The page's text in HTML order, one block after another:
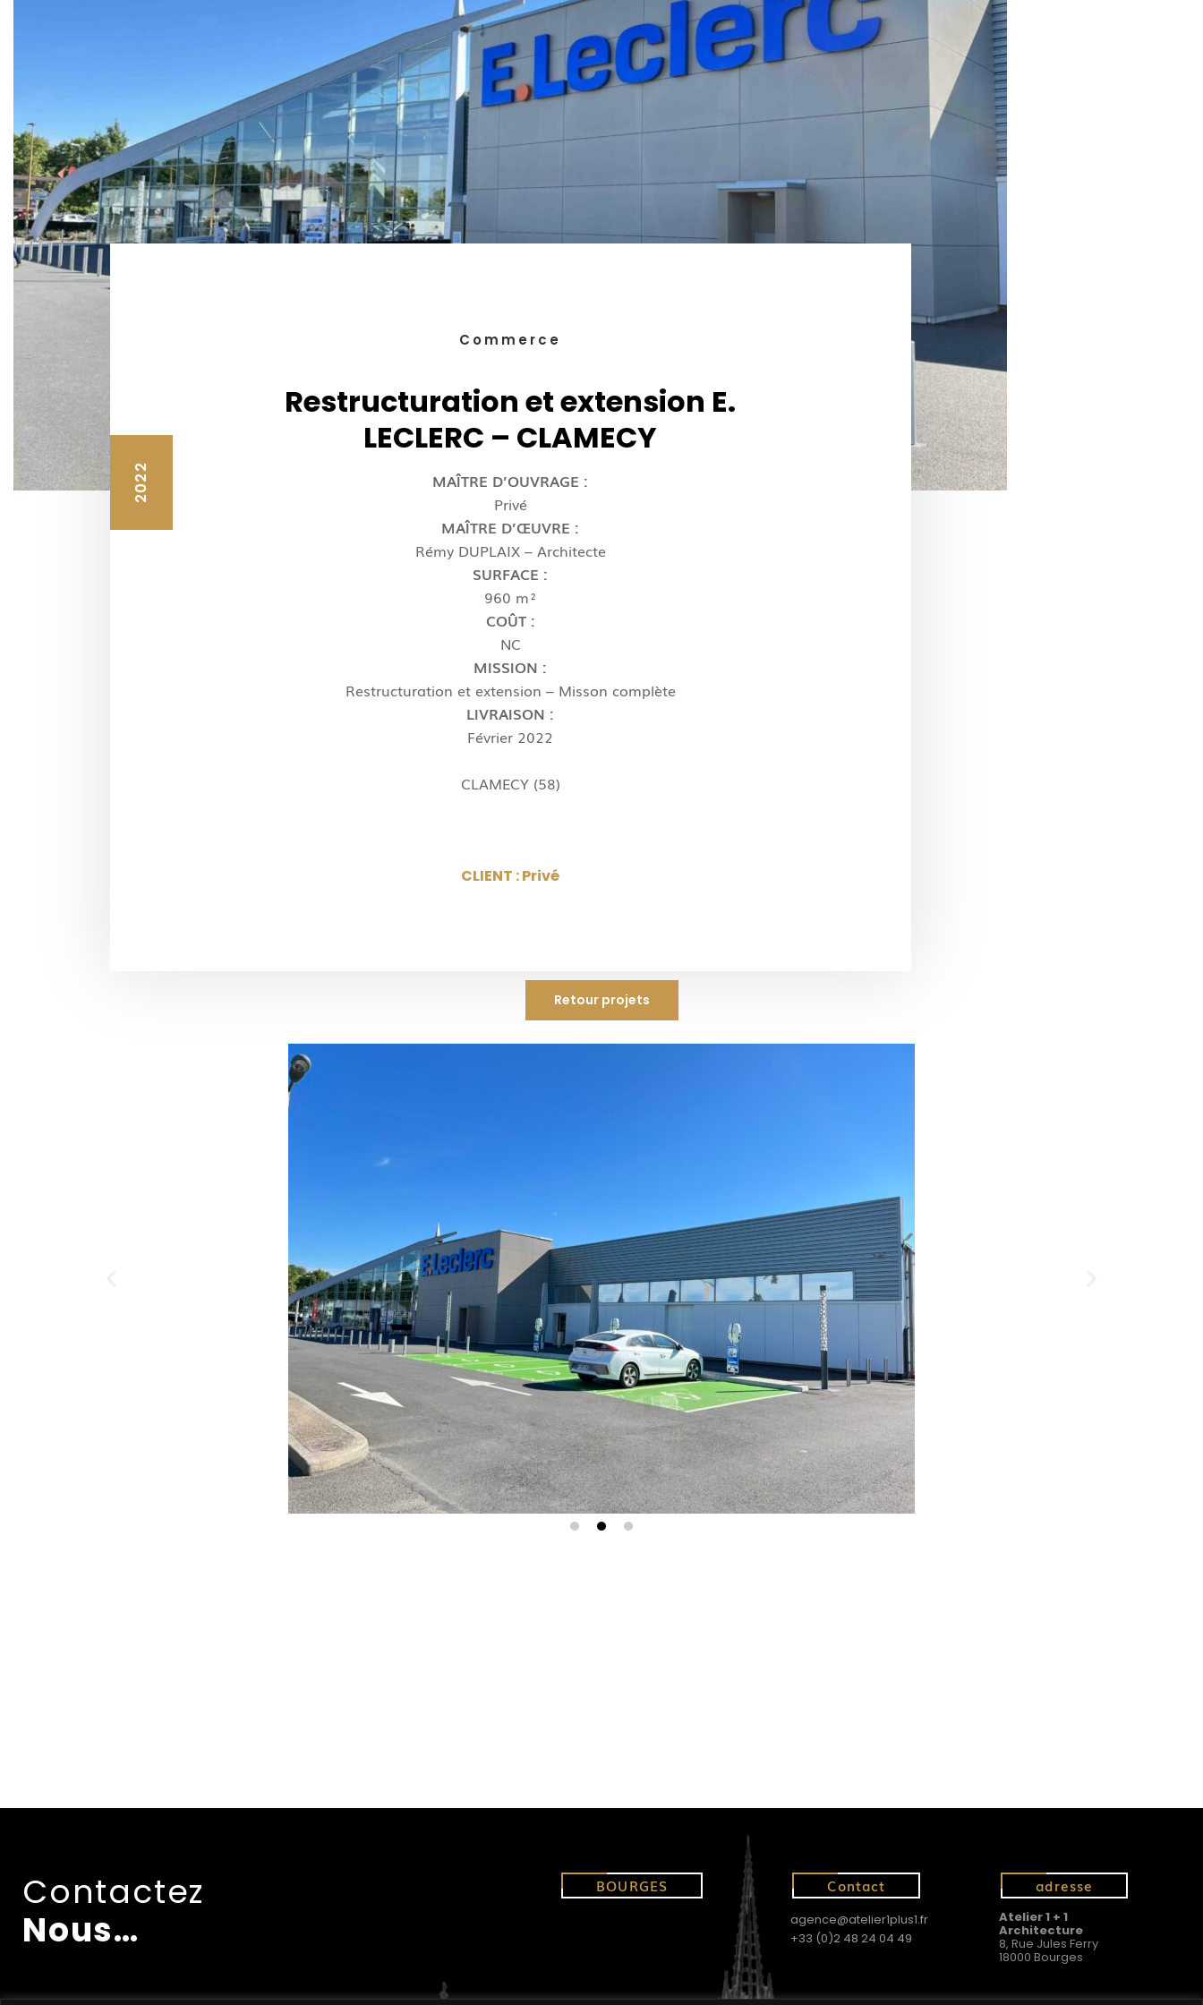
2022
Commerce
Restructuration et extension E.
LECLERC – CLAMECY
MAÎTRE D’OUVRAGE :
Privé
MAÎTRE D’ŒUVRE :
Rémy DUPLAIX – Architecte
SURFACE :
960 m²
COÛT :
NC
MISSION :
Restructuration et extension – Misson complète
LIVRAISON :
Février 2022
CLAMECY (58)
CLIENT : Privé
Retour projets
Contactez
Nous…
BOURGES Contact
agence@atelier1plus1.fr
+33 (0)2 48 24 04 49
adresse
Atelier 1 + 1
Architecture
8, Rue Jules Ferry
18000 Bourges